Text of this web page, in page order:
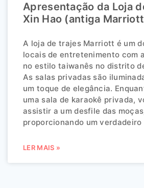
Apresentação da Loja
Xin Hao (antiga
A loja de trajes Marriott é um
locais de entretenimento com
no estilo taiwanês no distrito
As salas privadas são
um toque de elegância.
uma sala de karaokê privada,
assistir a um desfile das
proporcionando um
LER MAIS »